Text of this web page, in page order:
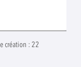
création : 22